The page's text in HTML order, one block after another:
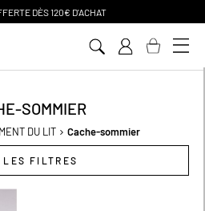
DÈS 120€ D'ACHAT
SOMMIER
DU LIT Cache-sommier
LES FILTRES